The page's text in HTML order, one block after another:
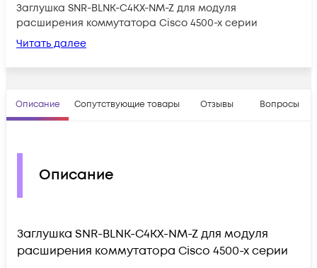
Заглушка SNR-BLNK-C4KX-NM-Z для модуля
расширения коммутатора Cisco 4500-x серии
Читать далее
Описание Сопутствующие товары Отзывы Вопросы
Описание
Заглушка SNR-BLNK-C4KX-NM-Z для модуля
расширения коммутатора Cisco 4500-x серии